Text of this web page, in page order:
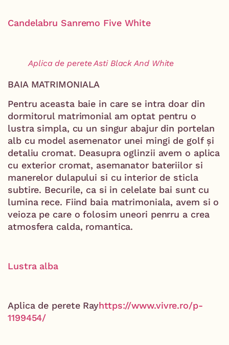
Candelabru Sanremo Five White
Aplica de perete Asti Black And White
BAIA MATRIMONIALA
Pentru aceasta baie in care se intra doar din
dormitorul matrimonial am optat pentru o
lustra simpla, cu un singur abajur din portelan
alb cu model asemenator unei mingi de golf și
detaliu cromat. Deasupra oglinzii avem o aplica
cu exterior cromat, asemanator bateriilor si
manerelor dulapului si cu interior de sticla
subtire. Becurile, ca si in celelate bai sunt cu
lumina rece. Fiind baia matrimoniala, avem si o
veioza pe care o folosim uneori penrru a crea
atmosfera calda, romantica.
Lustra alba
Aplica de perete Rayhttps://www.vivre.ro/p-
1199454/